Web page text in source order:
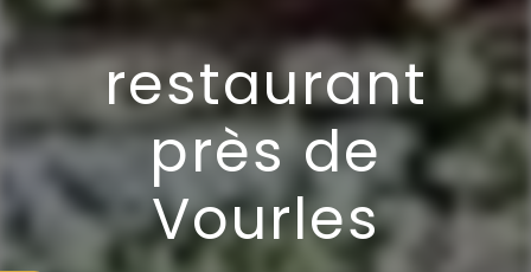
restaurant
près de
Vourles